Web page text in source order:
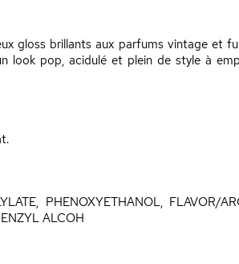
gloss brillants aux parfums vintage et
look pop, acidulé et plein de style à
PHENOXYETHANOL, FLAVOR/
ALCOH